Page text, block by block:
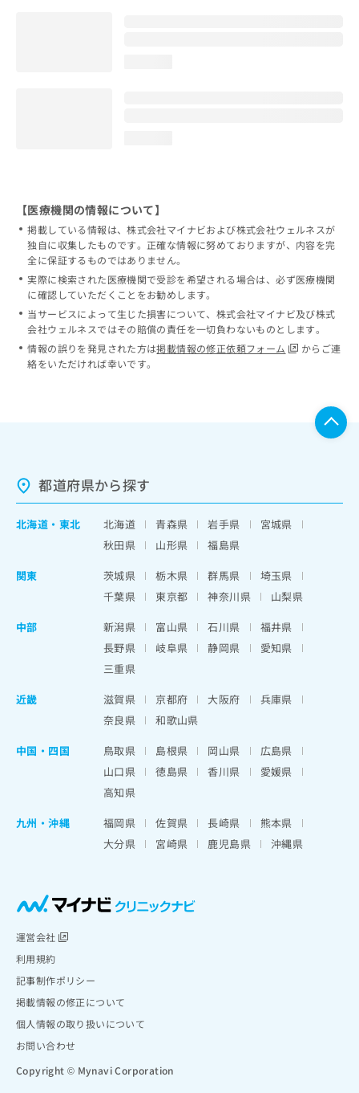
【医療機関の情報について】
掲載している情報は、株式会社マイナビおよび株式会社ウェルネスが
独自に収集したものです。正確な情報に努めておりますが、内容を完
全に保証するものではありません。
実際に検索された医療機関で受診を希望される場合は、必ず医療機関
に確認していただくことをお勧めします。
当サービスによって生じた損害について、株式会社マイナビ及び株式
会社ウェルネスではその賠償の責任を一切負わないものとします。
情報の誤りを発見された方は掲載情報の修正依頼フォーム
からご連
絡をいただければ幸いです。
都道府県から探す
北海道 ・ 東北 北海道 青森県 岩手県
宮城県
秋田県
山形県
福島県
関東
茨城県 栃木県 群馬県
埼玉県
千葉県
東京都 神奈川県
山梨県
中部
新潟県 富山県 石川県
福井県
長野県
岐阜県 静岡県
愛知県
三重県
近畿
滋賀県 京都府 大阪府
兵庫県
奈良県
和歌山県
中国・四国
鳥取県 島根県 岡山県
広島県
山口県
徳島県 香川県
愛媛県
高知県
九州・沖縄
福岡県 佐賀県 長崎県
熊本県
大分県
宮崎県 鹿児島県 沖縄県
運営会社
利用規約
記事制作ポリシー
掲載情報の修正について
個人情報の取り扱いについて
お問い合わせ
Copyright © Mynavi Corporation